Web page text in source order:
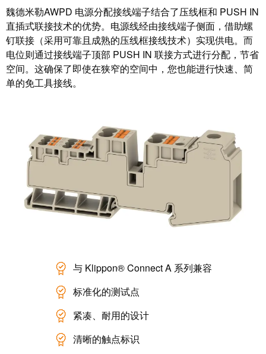
子
外
壳
雷
击
涌
保
护
现
场
总
线
盒
自
动
米
勒
荣
膺
EcoVadis
金
望
2021：
德
米
卓
著，
销
售
额
达
魏德米勒AWPD 电源分配接线端子结合了压线框和 PUSH IN
直插式联接技术的优势。电源线经由接线端子侧面，借助螺
钉联接（采用可靠且成熟的压线框接线技术）实现供电。而
电位则通过接线端子顶部 PUSH IN 联接方式进行分配，节省
空间。这确保了即使在狭窄的空间中，您也能进行快速、简
单的免工具接线。
与 Klippon® Connect A 系列兼容
标准化的测试点
紧凑、耐用的设计
清晰的触点标识